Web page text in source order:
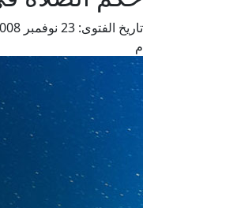
تاريخ الفتوى:
23
م